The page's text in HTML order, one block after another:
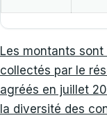
Les montants
collectés par le
agréés en juillet
la diversité des